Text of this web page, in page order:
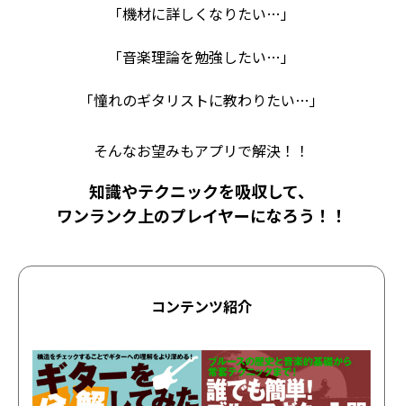
「機材に詳しくなりたい…」
「音楽理論を勉強したい…」
「憧れのギタリストに教わりたい…」
そんなお望みもアプリで解決！！
知識やテクニックを吸収して、
ワンランク上のプレイヤーになろう！！
コンテンツ紹介